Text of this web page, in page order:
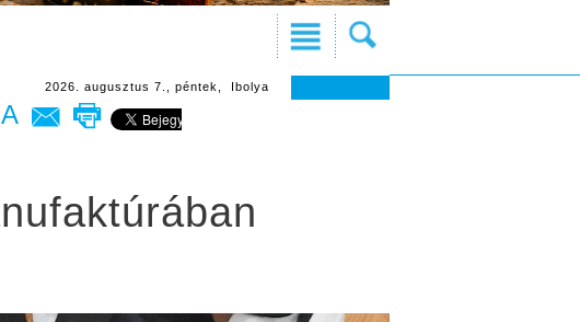
2026. augusztus 7., péntek, Ibolya
A